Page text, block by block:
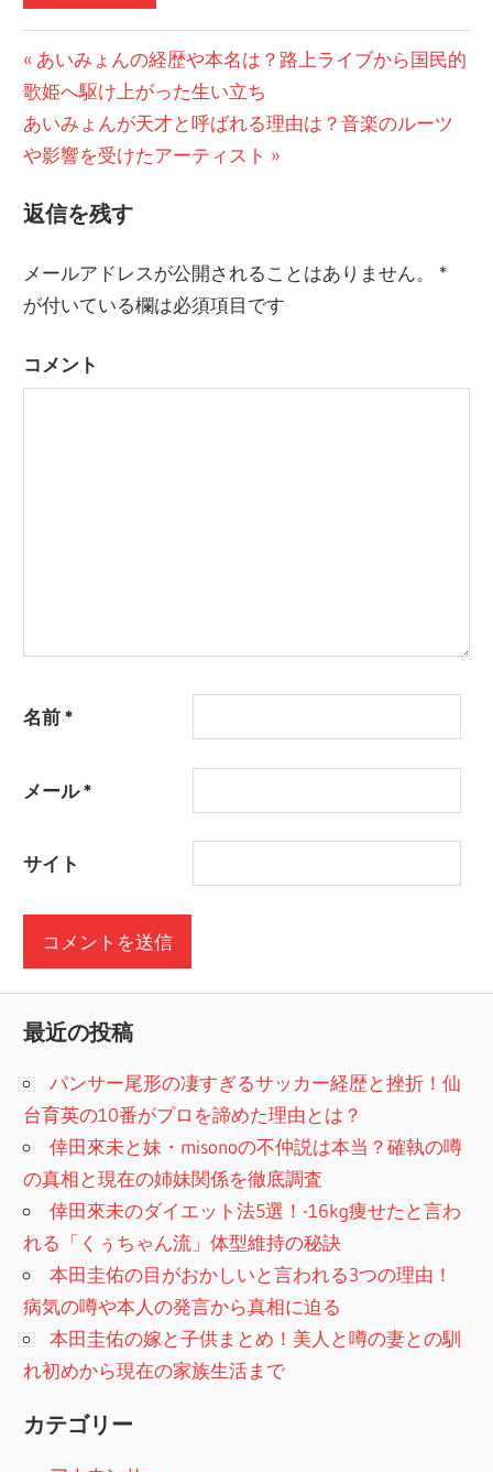
投
稿
ナ
ビ
ゲ
ー
ョ
前
の
記
事:
あいみょんの経歴や本名は？路上ライブから国民的
歌姫へ駆け上がった生い立ち
次
の
事:
あいみょんが天才と呼ばれる理由は？音楽のルーツ
や影響を受けたアーティスト
返信を残す
メールアドレスが公開されることはありません。
*
が付いている欄は必須項目です
コメント
名前*
メール*
サイト
最近の投稿
パンサー尾形の凄すぎるサッカー経歴と挫折！仙
台育英の10番がプロを諦めた理由とは？
倖田來未と妹・misonoの不仲説は本当？確執の噂
の真相と現在の姉妹関係を徹底調査
倖田來未のダイエット法5選！-16kg痩せたと言わ
れる「くぅちゃん流」体型維持の秘訣
本田圭佑の目がおかしいと言われる3つの理由！
病気の噂や本人の発言から真相に迫る
本田圭佑の嫁と子供まとめ！美人と噂の妻との馴
れ初めから現在の家族生活まで
カテゴリー